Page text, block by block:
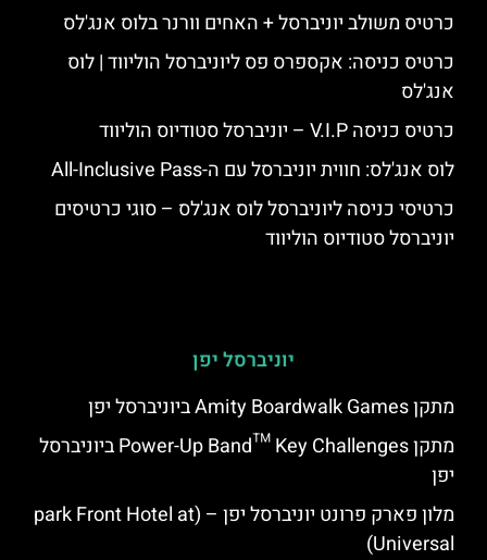
כרטיס משולב יוניברסל + האחים וורנר בלוס אנג'לס
כרטיס כניסה: אקספרס פס ליוניברסל הוליווד | לוס
אנג'לס
כרטיס כניסה V.I.P – יוניברסל סטודיוס הוליווד
לוס אנג'לס: חווית יוניברסל עם ה-All-Inclusive Pass
כרטיסי כניסה ליוניברסל לוס אנג'לס – סוגי כרטיסים
יוניברסל סטודיוס הוליווד
יוניברסל יפן
מתקן Amity Boardwalk Games ביוניברסל יפן
מתקן Power-Up Band™ Key Challenges ביוניברסל
יפן
מלון פארק פרונט יוניברסל יפן – (park Front Hotel at
Universal)